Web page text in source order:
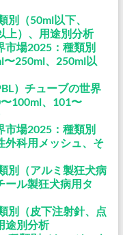
（50ml以下、
上）、用途別分析
市場2025：種類別
〜250ml、250ml以
）チューブの世界
100ml、101〜
市場2025：種類別
外科用メッシュ、そ
別（アルミ製狂犬病
ール製狂犬病用タ
別（皮下注射針、点
途別分析